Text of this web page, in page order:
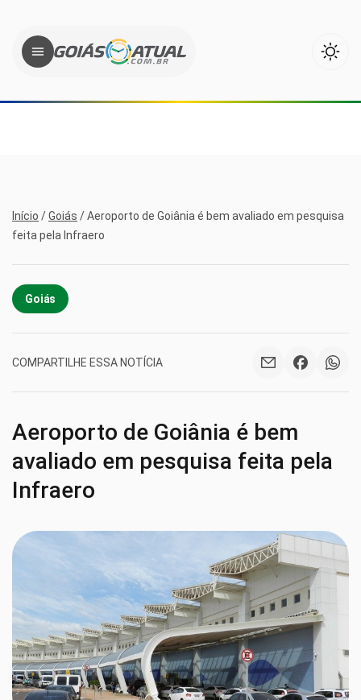
Início /Goiás /Aeroporto de Goiânia é bem avaliado em pesquisa
feita pela Infraero
Goiás
COMPARTILHE ESSA NOTÍCIA
Aeroporto de Goiânia é bem
avaliado em pesquisa feita pela
Infraero